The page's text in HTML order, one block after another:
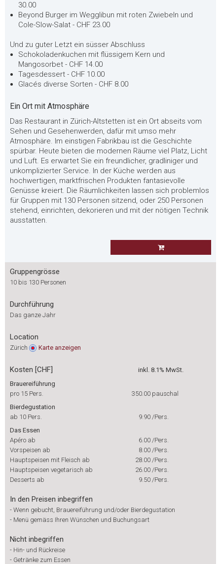
30.00
Beyond Burger im Wegglibun mit roten Zwiebeln und
Cole-Slow-Salat - CHF 23.00
Und zu guter Letzt ein süsser Abschluss
Schokoladenkuchen mit flüssigem Kern und
Mangosorbet - CHF 14.00
Tagesdessert - CHF 10.00
Glacés diverse Sorten - CHF 8.00
Ein Ort mit Atmosphäre
Das Restaurant in Zürich-Altstetten ist ein Ort abseits vom
Sehen und Gesehenwerden, dafür mit umso mehr
Atmosphäre. Im einstigen Fabrikbau ist die Geschichte
spürbar. Heute bieten die modernen Räume viel Platz, Licht
und Luft. Es erwartet Sie ein freundlicher, gradliniger und
unkomplizierter Service. In der Küche werden aus
hochwertigen, marktfrischen Produkten fantasievolle
Genüsse kreiert. Die Räumlichkeiten lassen sich problemlos
für Gruppen mit 130 Personen sitzend, oder 250 Personen
stehend, einrichten, dekorieren und mit der nötigen Technik
ausstatten.
Gruppengrösse
10 bis 130 Personen
Durchführung
Das ganze Jahr
Location
Zürich Karte anzeigen
Kosten [CHF]
inkl. 8.1% MwSt.
Brauereiführung
pro 15 Pers.
350.00 pauschal
Bierdegustation
ab 10 Pers.
9.90 /Pers.
Das Essen
Apéro ab
6.00 /Pers.
Vorspeisen ab
8.00 /Pers.
Hauptspeisen mit Fleisch ab
28.00 /Pers.
Hauptspeisen vegetarisch ab
26.00 /Pers.
Desserts ab
9.50 /Pers.
In den Preisen inbegriffen
- Wenn gebucht, Brauereiführung und/oder Bierdegustation
- Menü gemäss Ihren Wünschen und Buchungsart
Nicht inbegriffen
- Hin- und Rückreise
- Getränke zum Essen